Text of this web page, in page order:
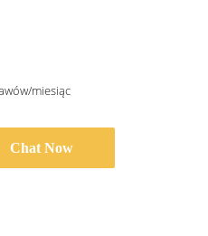
miesiąc
Chat Now